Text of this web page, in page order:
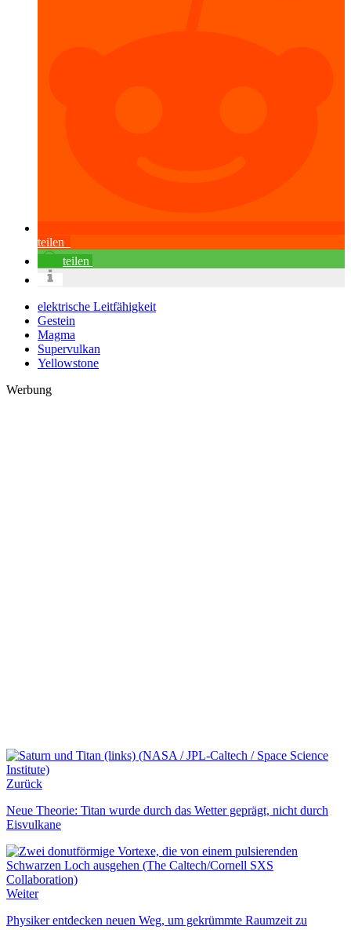
teilen
teilen
elektrische Leitfähigkeit
Gestein
Magma
Supervulkan
Yellowstone
Werbung
Zurück
Neue Theorie: Titan wurde durch das Wetter geprägt, nicht durch
Eisvulkane
Weiter
Physiker entdecken neuen Weg, um gekrümmte Raumzeit zu